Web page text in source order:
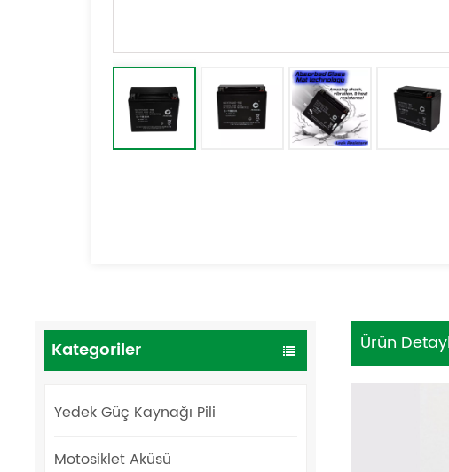
Kategoriler
Yedek Güç Kaynağı Pili
Motosiklet Aküsü
Ürün